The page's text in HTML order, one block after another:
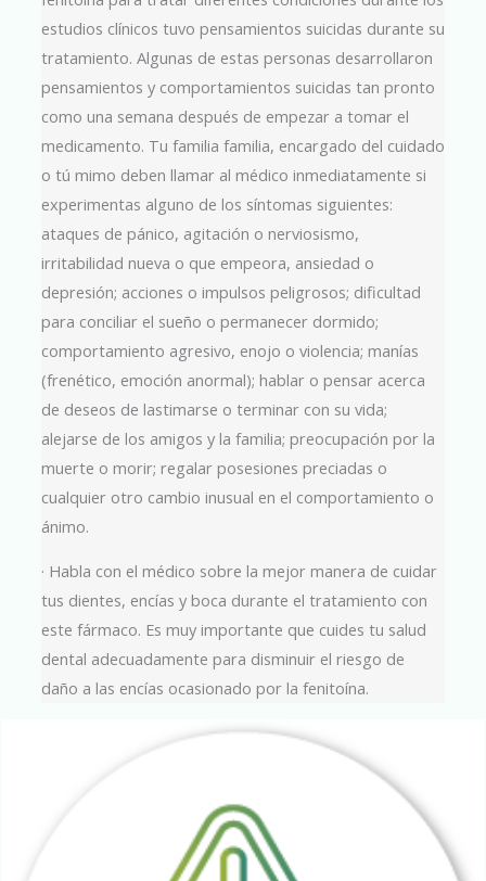
estudios clínicos tuvo pensamientos suicidas durante su
tratamiento. Algunas de estas personas desarrollaron
pensamientos y comportamientos suicidas tan pronto
como una semana después de empezar a tomar el
medicamento. Tu familia familia, encargado del cuidado
o tú mimo deben llamar al médico inmediatamente si
experimentas alguno de los síntomas siguientes:
ataques de pánico, agitación o nerviosismo,
irritabilidad nueva o que empeora, ansiedad o
depresión; acciones o impulsos peligrosos; dificultad
para conciliar el sueño o permanecer dormido;
comportamiento agresivo, enojo o violencia; manías
(frenético, emoción anormal); hablar o pensar acerca
de deseos de lastimarse o terminar con su vida;
alejarse de los amigos y la familia; preocupación por la
muerte o morir; regalar posesiones preciadas o
cualquier otro cambio inusual en el comportamiento o
ánimo.
· Habla con el médico sobre la mejor manera de cuidar
tus dientes, encías y boca durante el tratamiento con
este fármaco. Es muy importante que cuides tu salud
dental adecuadamente para disminuir el riesgo de
daño a las encías ocasionado por la fenitoína.